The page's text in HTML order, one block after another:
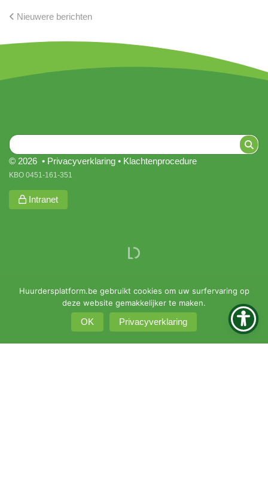
Nieuwere berichten
© 2026 • Privacyverklaring • Klachtenprocedure
KBO 0451-161-351
Intranet
Huurdersplatform.be gebruikt cookies om uw surfervaring op
deze website gemakkelijker te maken.
OK Privacyverklaring